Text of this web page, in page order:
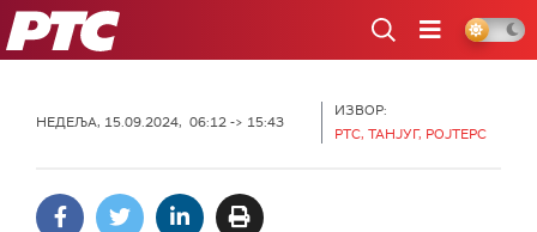
РТС
НЕДЕЉА, 15.09.2024, 06:12 -> 15:43
ИЗВОР:
РТС, ТАНЈУГ, РОЈТЕРС